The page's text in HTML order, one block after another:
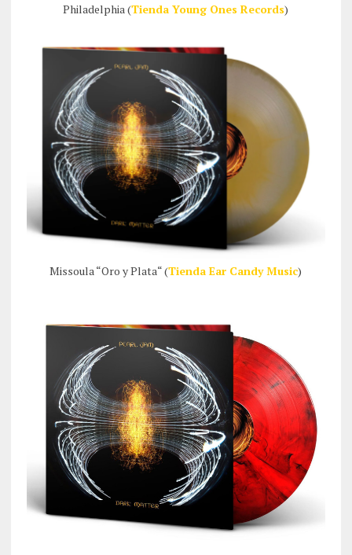
Philadelphia (Tienda Young Ones Records)
Missoula “Oro y Plata“ (Tienda Ear Candy Music)